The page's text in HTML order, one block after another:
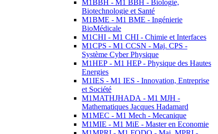
M1BBH - M1 BBH - Biologie,
Biotechnologie et Santé
M1BME - M1 BME - Ingénierie
BioMédicale
M1CHI - M1 CHI - Chimie et Interfaces
M1CPS - M1 CCSN - Maj. CPS -
Système Cyber Physique
M1HEP - M1 HEP - Physique des Hautes
Energies
M1IES - M1 IES - Innovation, Entreprise
et Société
M1MATHJHADA - M1 MJH -
Mathematiques Jacques Hadamard
M1MEC - M1 Mech - Mecanique
M1MIE - M1 MiE - Master en Economie